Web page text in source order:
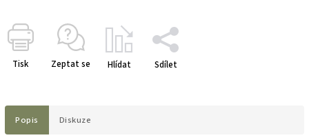
Tisk Zeptat se Hlídat Sdílet
Popis Diskuze